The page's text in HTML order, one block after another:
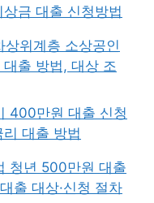
금 대출 신청방법
위계층 소상공인
출 방법, 대상 조
400만원 대출 신청
대출 방법
청년 500만원 대출
출 대상·신청 절차